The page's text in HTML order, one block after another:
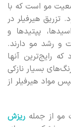
مو است که با
هیرفیلر در
پپتیدها و
و رشد مو دارند.
رایج‌ترین آنها
بسیار نازکی
مواد هیرفیلر از
مو از جمله ریزش